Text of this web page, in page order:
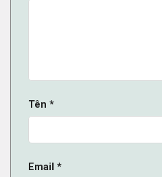
Tên *
Email *